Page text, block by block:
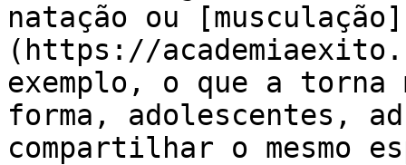
natação ou [musculação]
(https://
exemplo, o que a torna
forma, adolescentes,
compartilhar o mesmo